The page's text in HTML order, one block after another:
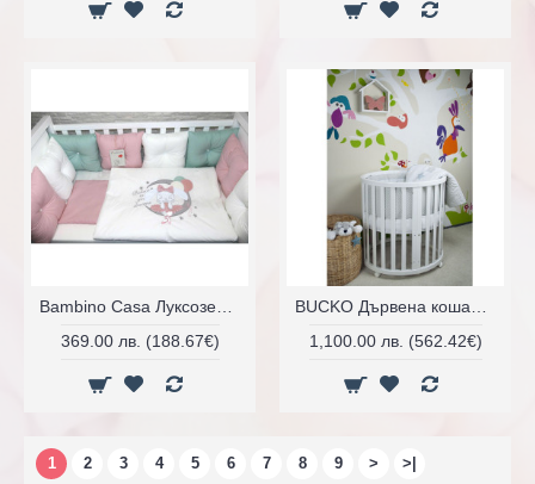
369.00 лв. (188.67€)
1,100.00 лв. (562.42€)
1 2 3 4 5 6 7 8 9 >
>|